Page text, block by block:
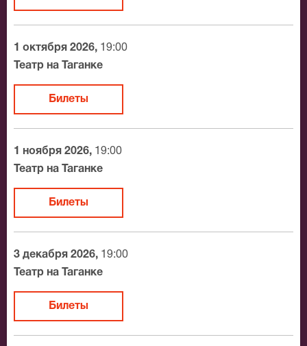
доступной цене.
1 октября 2026, 19:00
Театр на Таганке
Билеты
1 ноября 2026, 19:00
Театр на Таганке
Билеты
3 декабря 2026, 19:00
Театр на Таганке
Билеты